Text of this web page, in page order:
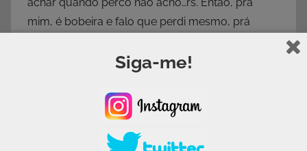
achar quando perco não acho…rs. Então, prá
mim, é bobeira e falo que perdi mesmo, prá
E mais uma dica: No frio nosso organismo
consome mais calorias naturalmente, então, é
um ótima oportunidade para perder peso!
Siga-me!